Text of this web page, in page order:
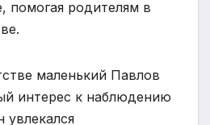
помогая родителям в
маленький Павлов
интерес к наблюдению